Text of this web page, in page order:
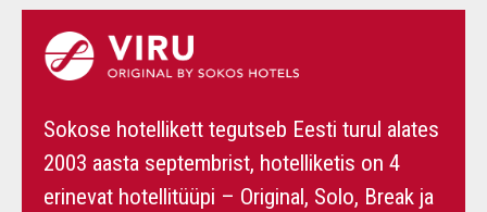
Sokose hotellikett tegutseb Eesti turul alates
2003 aasta septembrist, hotelliketis on 4
erinevat hotellitüüpi – Original, Solo, Break ja